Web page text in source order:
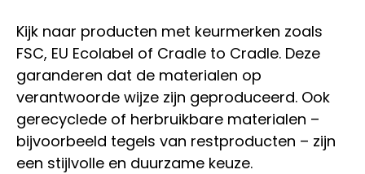
Kijk naar producten met keurmerken zoals
FSC, EU Ecolabel of Cradle to Cradle. Deze
garanderen dat de materialen op
verantwoorde wijze zijn geproduceerd. Ook
gerecyclede of herbruikbare materialen –
bijvoorbeeld tegels van restproducten – zijn
een stijlvolle en duurzame keuze.